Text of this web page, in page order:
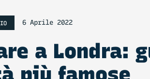
6 Aprile 2022
a Londra: